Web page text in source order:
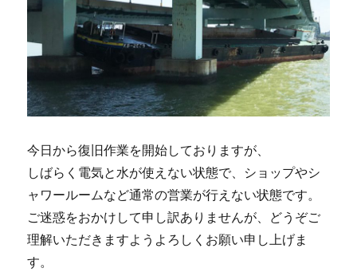
今日から復旧作業を開始しておりますが、
しばらく電気と水が使えない状態で、ショップやシ
ャワールームなど通常の営業が行えない状態です。
ご迷惑をおかけして申し訳ありませんが、どうぞご
理解いただきますようよろしくお願い申し上げま
す。